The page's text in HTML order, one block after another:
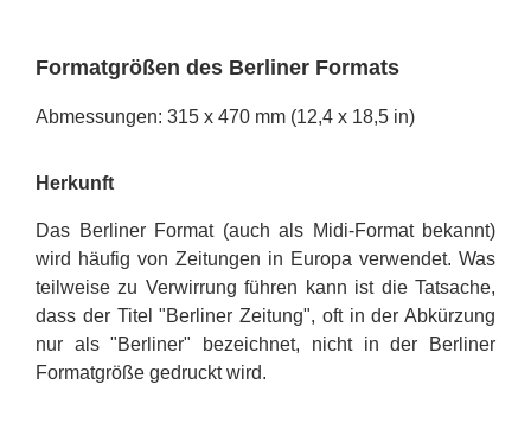
Formatgrößen des Berliner Formats
Abmessungen: 315 x 470 mm (12,4 x 18,5 in)
Herkunft
Das Berliner Format (auch als Midi-Format bekannt)
wird häufig von Zeitungen in Europa verwendet. Was
teilweise zu Verwirrung führen kann ist die Tatsache,
dass der Titel "Berliner Zeitung", oft in der Abkürzung
nur als "Berliner" bezeichnet, nicht in der Berliner
Formatgröße gedruckt wird.